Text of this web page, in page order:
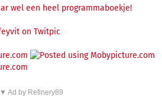
▼ Ad by Refinery89